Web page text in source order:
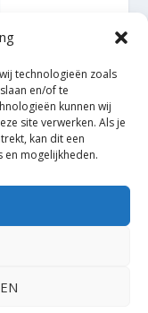
technologieën zoals
en/of te
kunnen wij
site verwerken. Als je
kan dit een
mogelijkheden.
gemaakt door